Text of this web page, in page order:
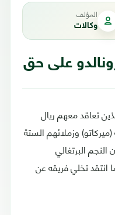
المؤلف
وكالات
على حق
تعاقد معهم ريال
وزملائهم الستة
البرتغالي
انتقد تخلي فريقه عن